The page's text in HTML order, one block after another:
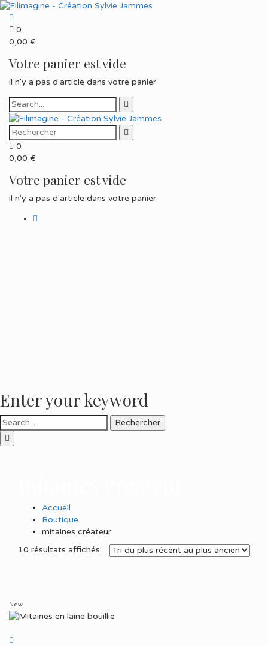
0
0,00 €
Votre panier est vide
il n'y a pas d'article dans votre panier
0
0,00 €
Votre panier est vide
il n'y a pas d'article dans votre panier
Enter your keyword
Rechercher
Accueil
Boutique
mitaines créateur
10 résultats affichés Trié
ancien
New